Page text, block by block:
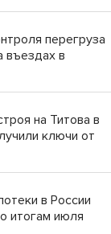
перегруза
въездах в
на Титова в
ключи от
в России
итогам июля